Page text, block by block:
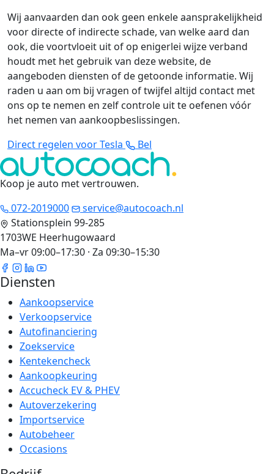
Wij aanvaarden dan ook geen enkele aansprakelijkheid
voor directe of indirecte schade, van welke aard dan
ook, die voortvloeit uit of op enigerlei wijze verband
houdt met het gebruik van deze website, de
aangeboden diensten of de getoonde informatie. Wij
raden u aan om bij vragen of twijfel altijd contact met
ons op te nemen en zelf controle uit te oefenen vóór
het nemen van aankoopbeslissingen.
Direct regelen voor Tesla
Bel
Koop je auto met vertrouwen.
072-2019000
service@autocoach.nl
Stationsplein 99-285
1703WE Heerhugowaard
Ma–vr 09:00–17:30 · Za 09:30–15:30
Diensten
Aankoopservice
Verkoopservice
Autofinanciering
Zoekservice
Kentekencheck
Aankoopkeuring
Accucheck EV & PHEV
Autoverzekering
Importservice
Autobeheer
Occasions